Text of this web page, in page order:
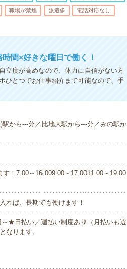
職場が禁煙 派遣多 電話対応なし
間×好きな曜日で働く！
立度が高めなので、体力に自信がない方
ひとつでお仕事紹介まで可能なので、手
から---分／比地大駅から---分／みの駅か
！7:00～16:009:00～17:0011:00～19:00
ば、長期でも働けます！
★日払い／週払い制度あり（月払いも選
なります。